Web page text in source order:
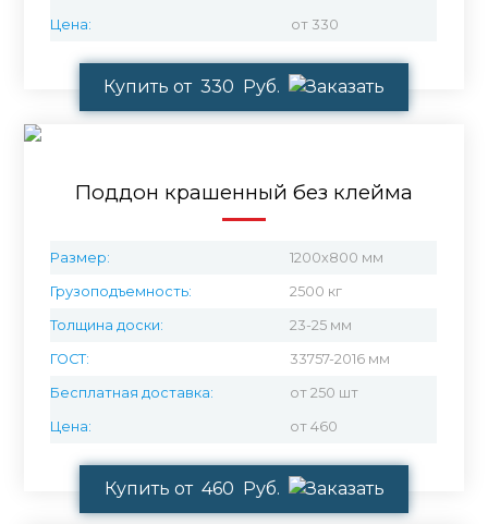
Цена: от 330
Купить от 330 Руб.
Поддон крашенный без клейма
Размер: 1200х800 мм
Грузоподъемность: 2500 кг
Толщина доски: 23-25 мм
ГОСТ: 33757-2016 мм
Бесплатная доставка: от 250 шт
Цена: от 460
Купить от 460 Руб.